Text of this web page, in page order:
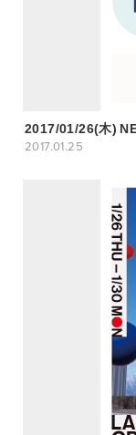
2017/01/26(木)
2017.01.25